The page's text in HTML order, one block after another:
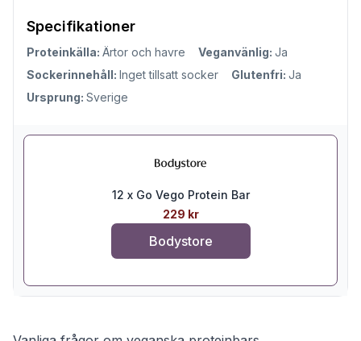
Specifikationer
Proteinkälla: Ärtor och havre Veganvänlig: Ja
Sockerinnehåll: Inget tillsatt socker Glutenfri: Ja
Ursprung: Sverige
12 x Go Vego Protein Bar
229 kr
Bodystore